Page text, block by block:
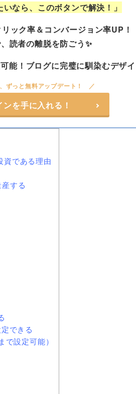
なら、このボタンで解決！」
ック率＆コンバージョン率UP！
読者の離脱を防ごう✨
能！ブログに完璧に馴染むデザイ
ずっと無料アップデート！
を手に入れる！
資である理由
する
できる
設定可能）